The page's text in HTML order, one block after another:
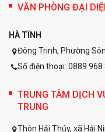
VĂN PHÒNG ĐẠI
HÀ TĨNH
Đông Trinh, Phường
Số điện thoại: 0889 968
TRUNG TÂM DỊCH
TRUNG
Thôn Hải Thủy, xã Hải